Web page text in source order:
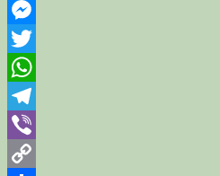
Facebook
Messenger
Twitter
WhatsApp
Telegram
Viber